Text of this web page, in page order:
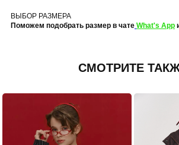
ВЫБОР РАЗМЕРА
Поможем подобрать размер в чате What's App
СМОТРИТЕ